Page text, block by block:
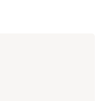
private parking.